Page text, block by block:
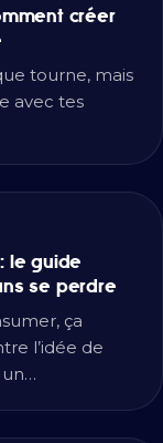
créer
tourne, mais
avec tes
le guide
se perdre
ça
l’idée de